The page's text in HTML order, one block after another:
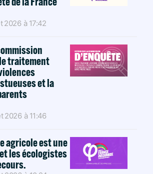
2026 à 17:42
traitement
et la
2026 à 11:46
agricole est une
les écologistes